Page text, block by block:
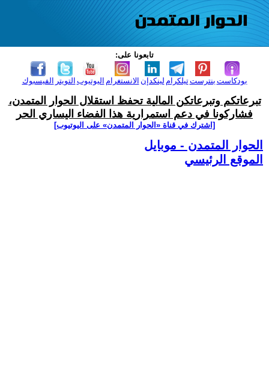
تابعونا على:
الفيسبوك التويتر اليوتيوب الانستغرام لينكدإن تيلكرامبنترست بودكاست
تبرعاتكم وتبرعاتكن المالية تحفظ استقلال الحوار المتمدن،
فشاركونا في دعم استمرارية هذا الفضاء اليساري الحر
[اشترك في قناة ‫«الحوار المتمدن» على اليوتيوب]
الحوار المتمدن - موبايل
الموقع الرئيسي